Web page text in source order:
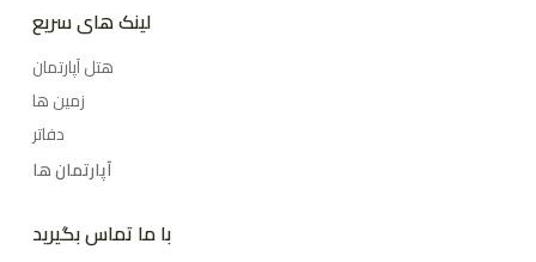
لینک های سریع
هتل آپارتمان
زمین ها
دفاتر
آپارتمان ها
با ما تماس بگیرید